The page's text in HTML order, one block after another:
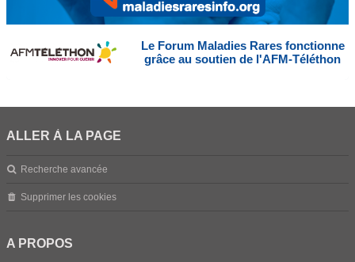
Le Forum Maladies Rares fonctionne
grâce au soutien de l'AFM-Téléthon
ALLER À LA PAGE
Recherche avancée
Supprimer les cookies
A PROPOS